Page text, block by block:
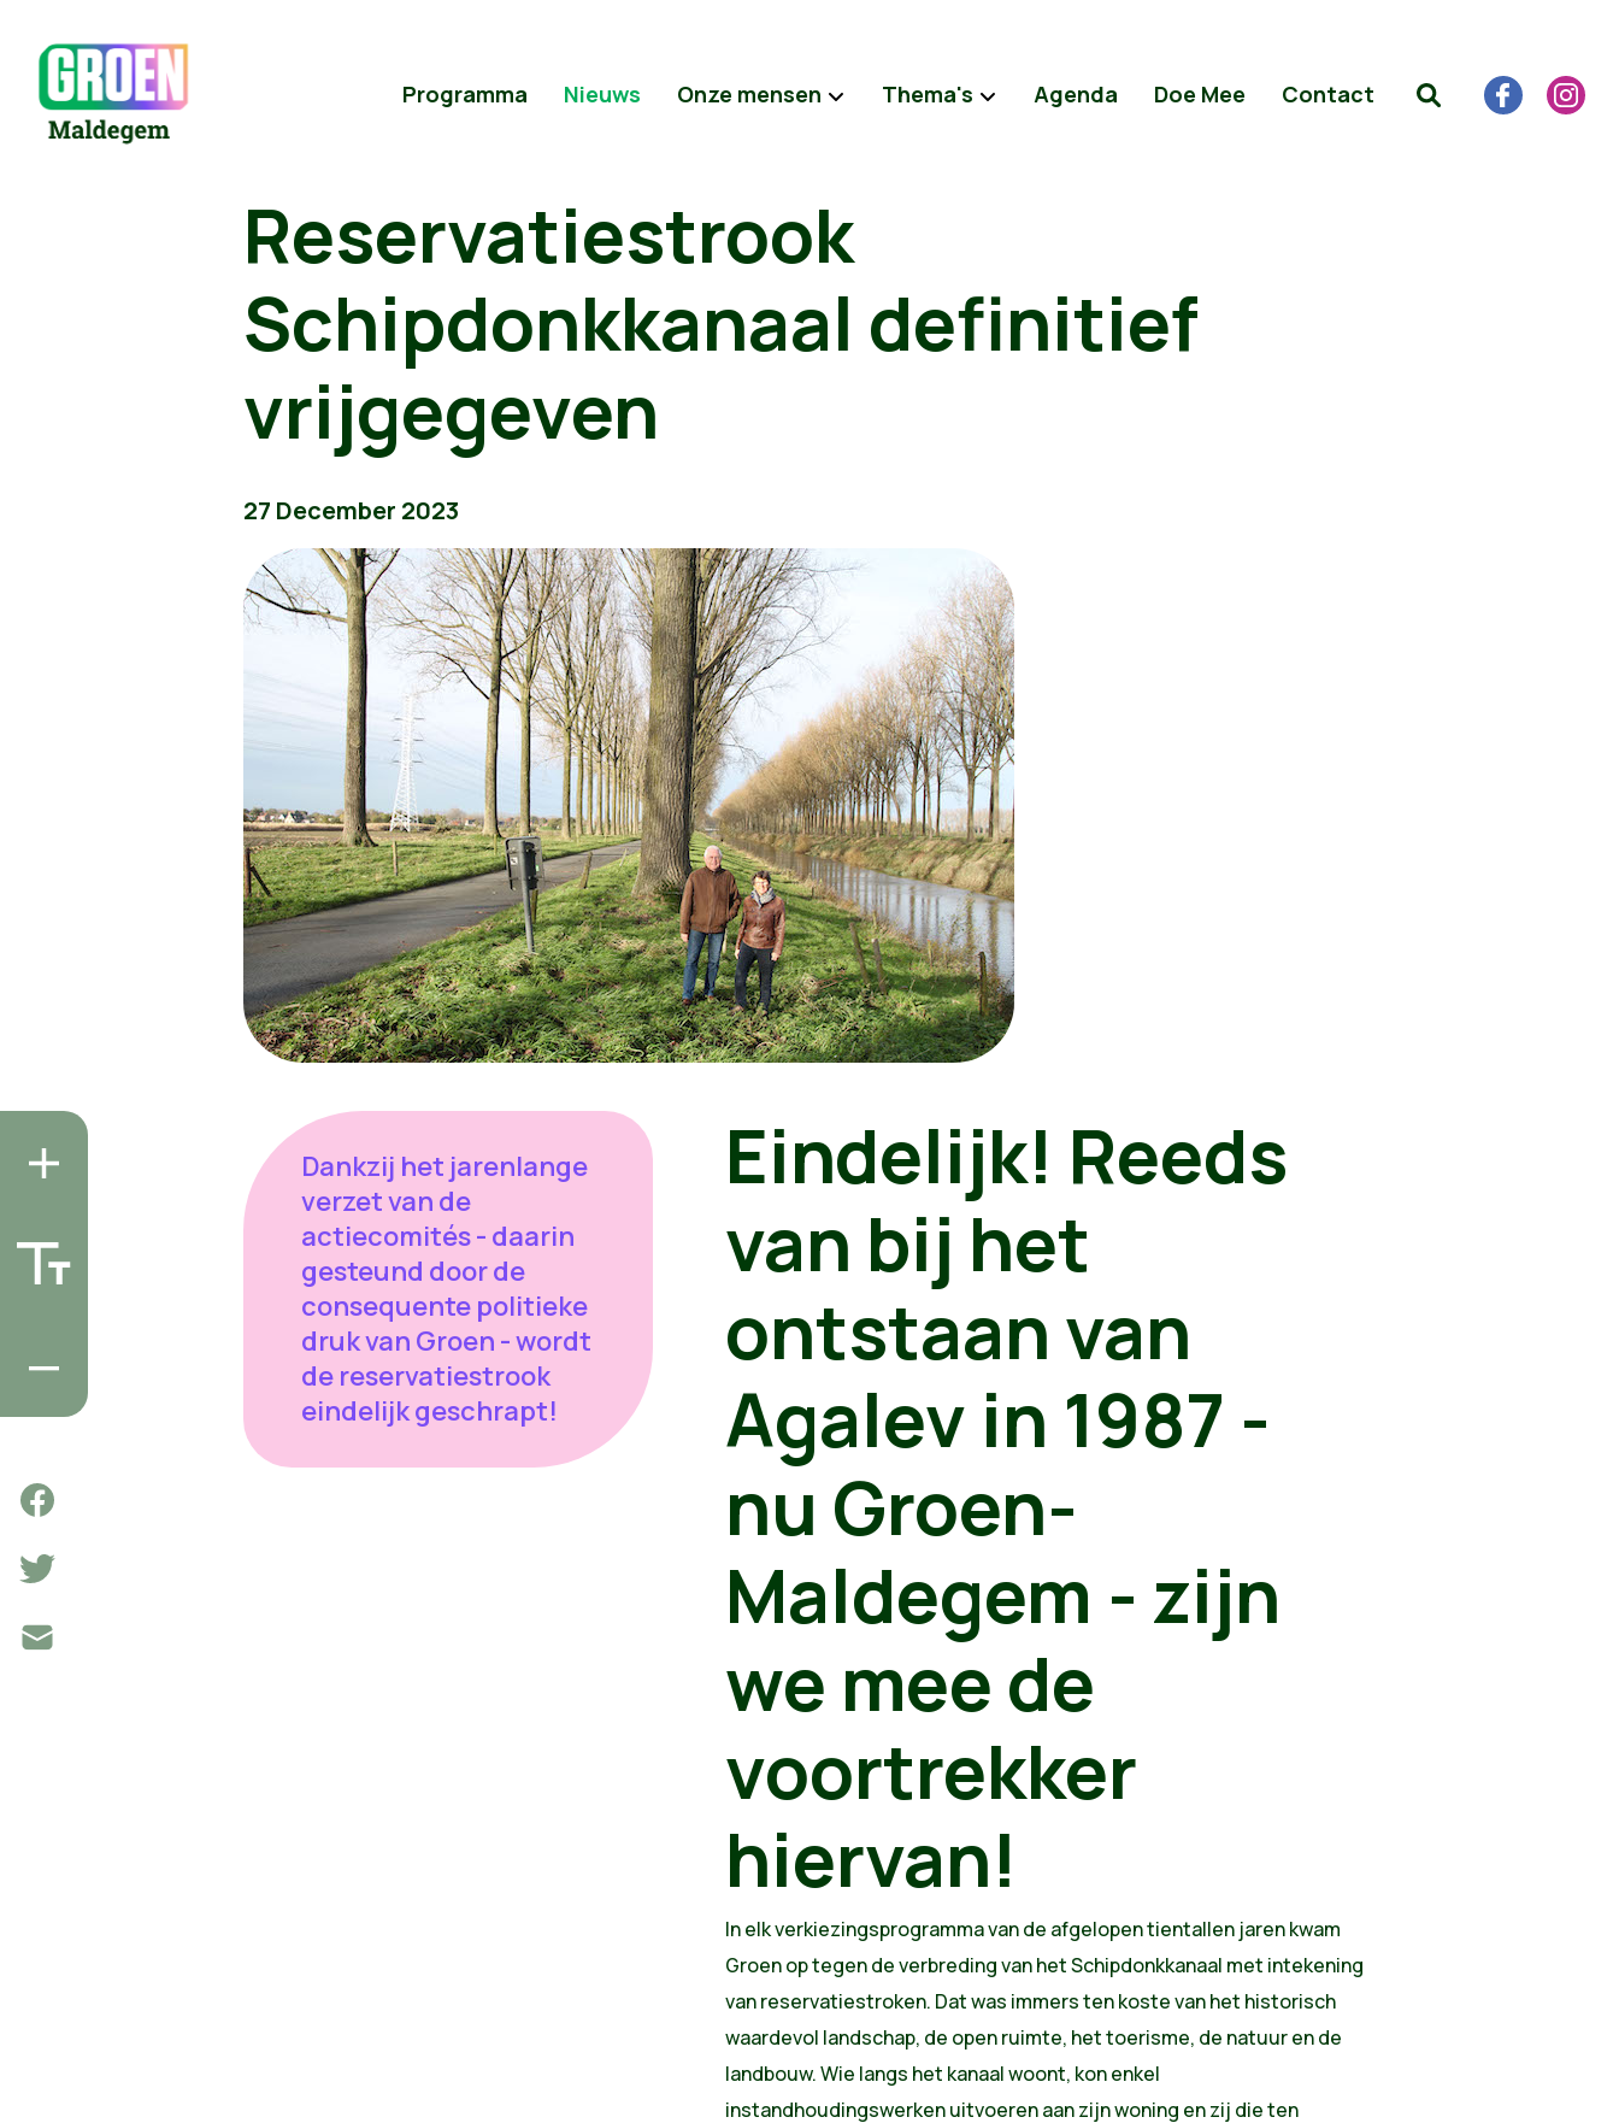
Programma Nieuws Onze mensen Thema's Agenda Doe Mee Contact
Reservatiestrook
Schipdonkkanaal definitief
vrijgegeven
27 December 2023
Dankzij het jarenlange
verzet van de
actiecomités - daarin
gesteund door de
consequente politieke
druk van Groen - wordt
de reservatiestrook
eindelijk geschrapt!
Eindelijk! Reeds
van bij het
ontstaan van
Agalev in 1987 -
nu Groen-
Maldegem - zijn
we mee de
voortrekker
hiervan!
In elk verkiezingsprogramma van de afgelopen tientallen jaren kwam
Groen op tegen de verbreding van het Schipdonkkanaal met intekening
van reservatiestroken. Dat was immers ten koste van het historisch
waardevol landschap, de open ruimte, het toerisme, de natuur en de
landbouw. Wie langs het kanaal woont, kon enkel
instandhoudingswerken uitvoeren aan zijn woning en zij die ten